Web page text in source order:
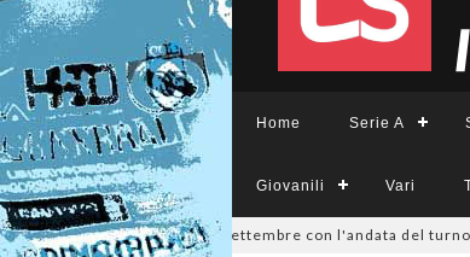
Home Serie A
Giovanili Vari
si parte il 19 settembre con l'andata del turno